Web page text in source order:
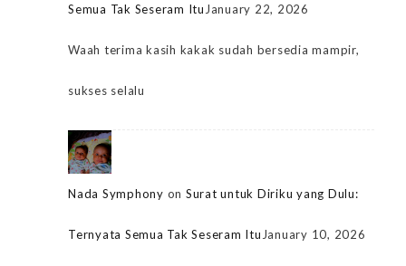
Semua Tak Seseram Itu January 22, 2026
Waah terima kasih kakak sudah bersedia mampir,
sukses selalu
Nada Symphony on Surat untuk Diriku yang Dulu:
Ternyata Semua Tak Seseram Itu January 10, 2026